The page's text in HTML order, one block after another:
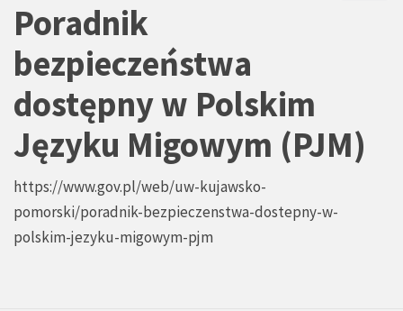
Poradnik
bezpieczeństwa
dostępny w Polskim
Języku Migowym (PJM)
https://www.gov.pl/web/uw-kujawsko-
pomorski/poradnik-bezpieczenstwa-dostepny-w-
polskim-jezyku-migowym-pjm